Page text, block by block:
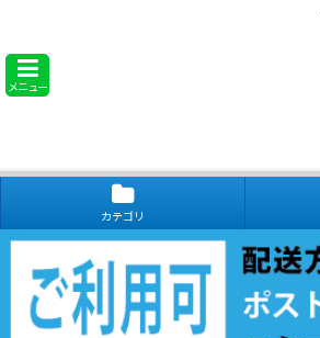
メニュー
カテゴリ